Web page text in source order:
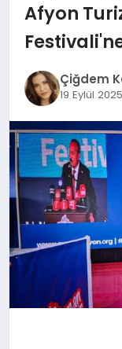
EKONOMI
DÜNYA
SPOR
MAGAZIN
SAĞLIK
Afyon
Çiğdem
19 Eylül 2025